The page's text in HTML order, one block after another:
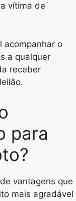
vítima de
acompanhar o
a qualquer
receber
para
vantagens que
mais agradável